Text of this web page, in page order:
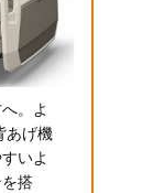
。よ
あげ機
いよ
搭